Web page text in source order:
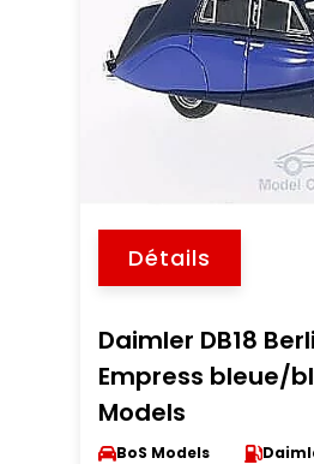
Détails
Daimler DB18
Empress bleue/
Models
BoS Models